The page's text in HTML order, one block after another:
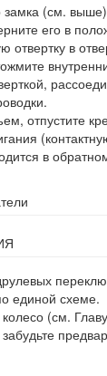
(см.
его в
отвертку в
отпустите
в
единой схеме.
(см.